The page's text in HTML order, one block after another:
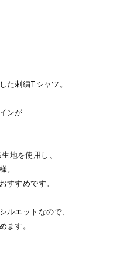
た刺繍Tシャツ。
ンが
地を使用し、
。
すすめです。
ルエットなので、
ます。